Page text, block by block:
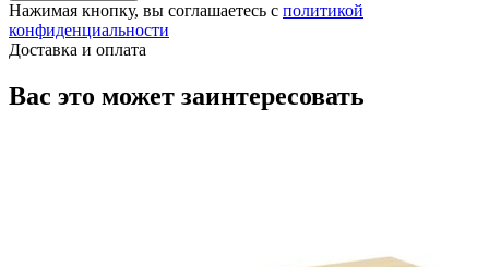
Нажимая кнопку, вы соглашаетесь с политикой
конфиденциальности
Доставка и оплата
Вас это может заинтересовать